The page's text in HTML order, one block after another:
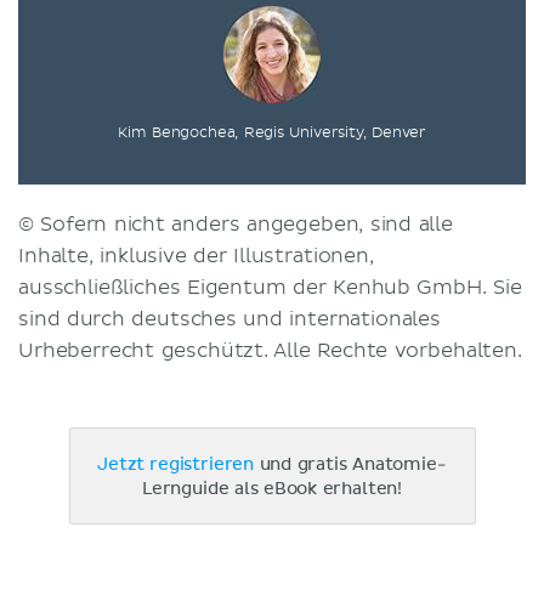
Kim Bengochea, Regis University, Denver
© Sofern nicht anders angegeben, sind alle
Inhalte, inklusive der Illustrationen,
ausschließliches Eigentum der Kenhub GmbH. Sie
sind durch deutsches und internationales
Urheberrecht geschützt. Alle Rechte vorbehalten.
Jetzt registrieren und gratis Anatomie-
Lernguide als eBook erhalten!